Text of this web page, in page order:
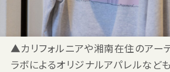
▲カリフォルニアや湘南在住のアー
ラボによるオリジナルアパレルなど